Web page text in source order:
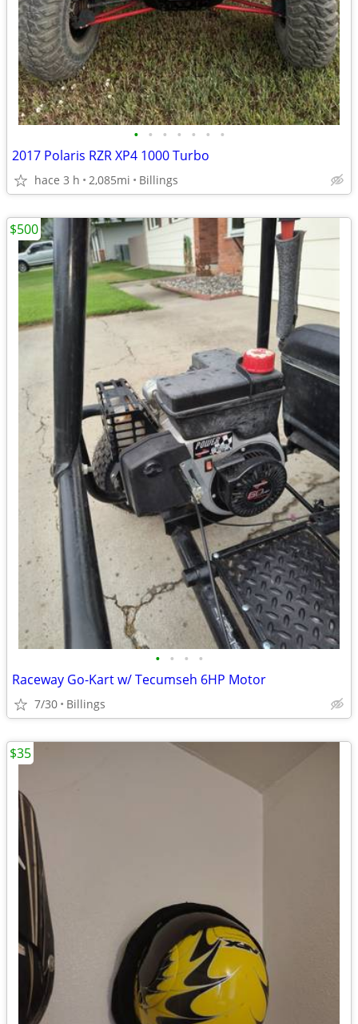
• • • • • • •
2017 Polaris RZR XP4 1000 Turbo
hace 3 h 2,085mi Billings
• • • •
Raceway Go-Kart w/ Tecumseh 6HP Motor
7/30 Billings
$500
$35